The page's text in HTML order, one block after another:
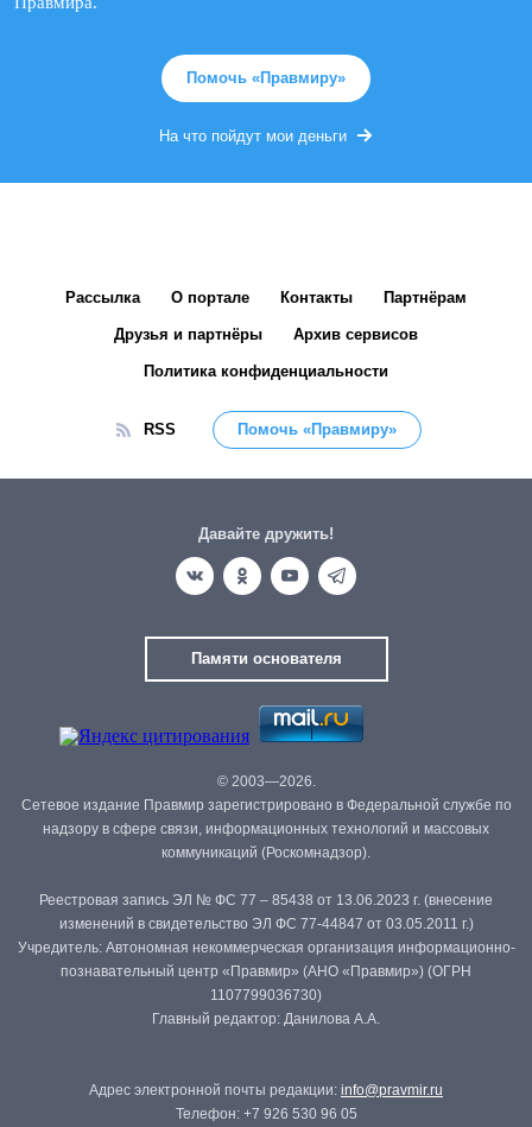
Помочь «Правмиру»
На что пойдут мои деньги
Рассылка О портале Контакты Партнёрам
Друзья и партнёры Архив сервисов
Политика конфиденциальности
RSS Помочь «Правмиру»
Давайте дружить!
Памяти основателя
© 2003—2026.
Сетевое издание Правмир зарегистрировано в Федеральной службе по
надзору в сфере связи, информационных технологий и массовых
коммуникаций (Роскомнадзор).
Реестровая запись ЭЛ № ФС 77 – 85438 от 13.06.2023 г. (внесение
изменений в свидетельство ЭЛ ФС 77-44847 от 03.05.2011 г.)
Учредитель: Автономная некоммерческая организация информационно-
познавательный центр «Правмир» (АНО «Правмир») (ОГРН
1107799036730)
Главный редактор: Данилова А.А.
Адрес электронной почты редакции: info@pravmir.ru
Телефон: +7 926 530 96 05